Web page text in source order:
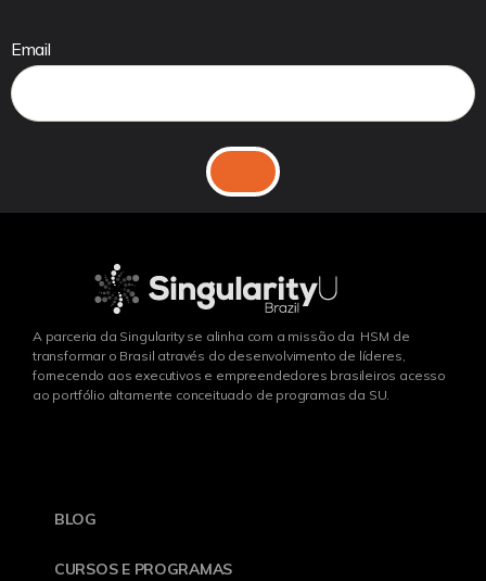
Email
A parceria da Singularity se alinha com a missão da HSM de
transformar o Brasil através do desenvolvimento de líderes,
fornecendo aos executivos e empreendedores brasileiros acesso
ao portfólio altamente conceituado de programas da SU.
BLOG
CURSOS E PROGRAMAS